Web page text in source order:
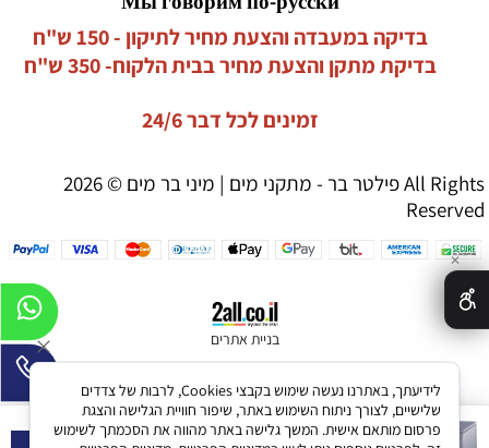
מכונת קרח-מכונה לייצור 22 ק"ג
בדיקה במעבדה והצעת מחיר לתיקון - 150 ש"ח
בדיקת מתקן והצעת מחיר בבית הלקוח- 350 ש"ח
זמינים לכל דבר 24/6
Reserved
בניית אתרים
✕
לידיעתך, באתרנו נעשה שימוש בקבצי Cookies, לרבות של צדדים
שלישיים, לצורך ניתוח השימוש באתר, שיפור חוויית הגלישה והצגת
פרסום מותאם אישית. המשך גלישה באתר מהווה את הסכמתך לשימוש